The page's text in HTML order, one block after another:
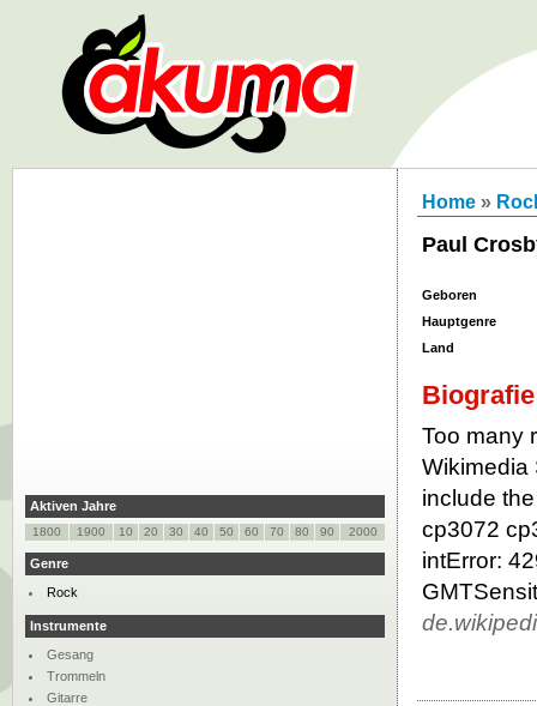
Home »
Paul
Geboren
Hauptgenre
Land
Biografie
Too many
Wikimedia
include
cp3072
intError:
Aktiven Jahre
1800 1900 10 20 30 40 50 60 70 80 90 2000
Genre
Rock
Instrumente
Gesang
Trommeln
Gitarre